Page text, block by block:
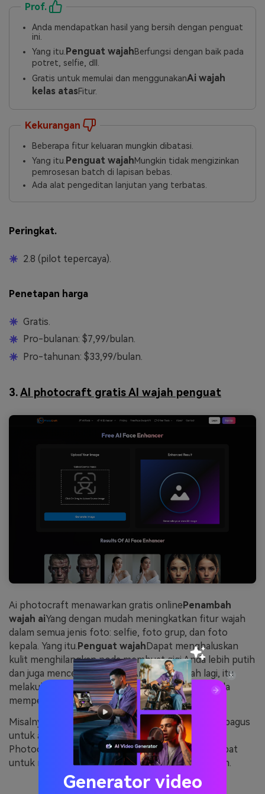
Prof.
Anda mendapatkan hasil yang bersih dengan penguat
ini.
Yang itu. Penguat wajahBerfungsi dengan baik pada
potret, selfie, dll.
Gratis untuk memulai dan menggunakanAi wajah
kelas atasFitur.
Kekurangan
Beberapa fitur keluaran mungkin dibatasi.
Yang itu. Penguat wajahMungkin tidak mengizinkan
pemrosesan batch di lapisan bebas.
Ada alat pengeditan lanjutan yang terbatas.
Peringkat.
2.8 (pilot tepercaya).
Penetapan harga
Gratis.
Pro-bulanan: $7,99/bulan.
Pro-tahunan: $33,99/bulan.
3.AI photocraft gratis AI wajah penguat
Ai photocraft menawarkan gratis online Penambah
wajah aiYang dengan mudah meningkatkan fitur wajah
dalam semua jenis foto: selfie, foto grup, dan foto
kepala. Yang itu. Penguat wajah Dapat menghaluskan
kulit menghilangkan noda membuat gigi Anda lebih putih
dan juga mencerahkan mata Anda. Ditambah lagi, itu
melakukan semua ini sambil memastikan foto Anda
mempertahankan tampilan alaminya.
Misalnya, jika Anda memerlukan foto kepala yang bagus
untuk aplikasi pekerjaan atau halaman profil, AI
Photocraft
Penguat wajahMemberi Anda cara cepat
untuk meningkatkan pencahayaan dan detail wajah.
Generator video